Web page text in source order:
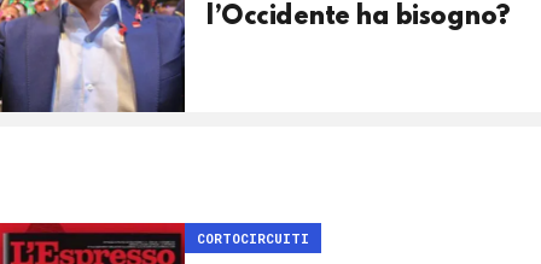
l’Occidente ha bisogno?
CORTOCIRCUITI